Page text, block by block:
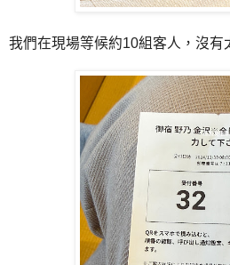
我們在現場等候約10組客人，沒有